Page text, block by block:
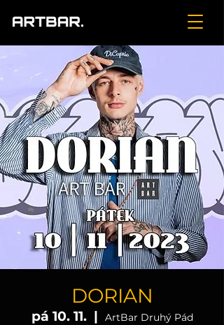
DORIAN
pá 10. 11.
  |
ArtBar Druhý Pád